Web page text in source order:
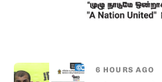
6 HOURS AGO